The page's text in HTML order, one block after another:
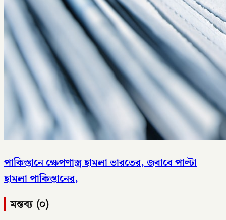
পাকিস্তানে ক্ষেপণাস্ত্র হামলা ভারতের, জবাবে পাল্টা
হামলা পাকিস্তানের,
মন্তব্য (০)